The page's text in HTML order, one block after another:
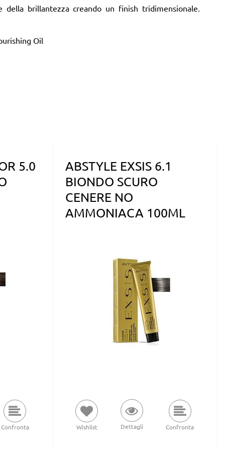
brillantezza creando un finish tridimensionale.
Oil
5.0
Confronta
ABSTYLE EXSIS 6.1
BIONDO SCURO
CENERE NO
AMMONIACA 100ML
Wishlist Dettagli Confronta